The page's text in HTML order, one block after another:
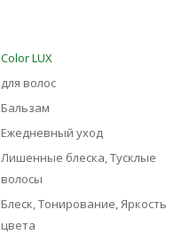
Color LUX
для волос
Бальзам
Ежедневный уход
Лишенные блеска, Тусклые
волосы
Блеск, Тонирование, Яркость
цвета